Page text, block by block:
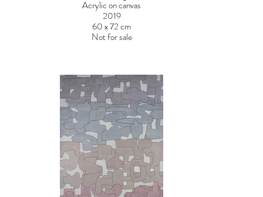
Acrylic on canvas
2019
60 x 72 cm
Not for sale